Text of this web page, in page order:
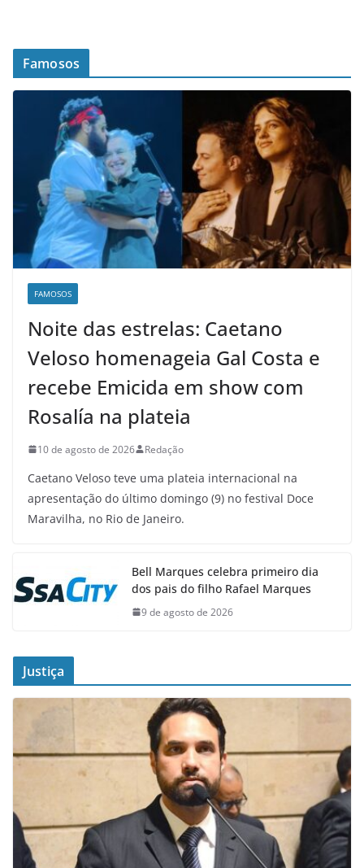
Famosos
FAMOSOS
Noite das estrelas: Caetano
Veloso homenageia Gal Costa e
recebe Emicida em show com
Rosalía na plateia
10 de agosto de 2026 Redação
Caetano Veloso teve uma plateia internacional na
apresentação do último domingo (9) no festival Doce
Maravilha, no Rio de Janeiro.
Bell Marques celebra primeiro dia
dos pais do filho Rafael Marques
9 de agosto de 2026
Justiça